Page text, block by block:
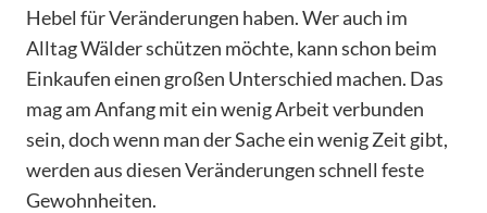
Hebel für Veränderungen haben. Wer auch im
Alltag Wälder schützen möchte, kann schon beim
Einkaufen einen großen Unterschied machen. Das
mag am Anfang mit ein wenig Arbeit verbunden
sein, doch wenn man der Sache ein wenig Zeit gibt,
werden aus diesen Veränderungen schnell feste
Gewohnheiten.